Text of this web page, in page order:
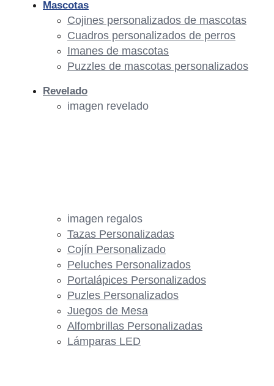
imagen regalos
Tazas Personalizadas
Cojín Personalizado
Peluches Personalizados
Portalápices Personalizados
Puzles Personalizados
Juegos de Mesa
Alfombrillas Personalizadas
Lámparas LED
Mascotas
Cojines personalizados de mascotas
Cuadros personalizados de perros
Imanes de mascotas
Puzzles de mascotas personalizados
Revelado
imagen revelado